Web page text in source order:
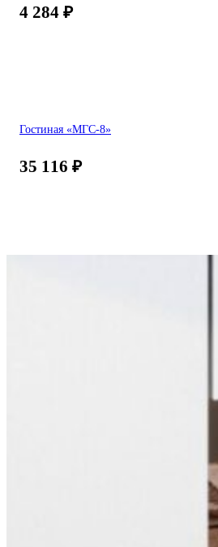
4 284 ₽
Гостиная «МГС-8»
35 116 ₽